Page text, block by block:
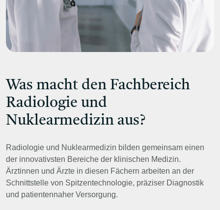
Was macht den Fachbereich
Radiologie und
Nuklearmedizin aus?
Radiologie und Nuklearmedizin bilden gemeinsam einen
der innovativsten Bereiche der klinischen Medizin.
Ärztinnen und Ärzte in diesen Fächern arbeiten an der
Schnittstelle von Spitzentechnologie, präziser Diagnostik
und patientennaher Versorgung.